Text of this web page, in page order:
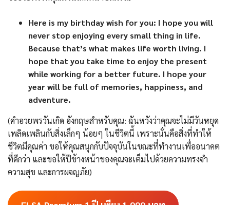
Here is my birthday wish for you: I hope you will
never stop enjoying every small thing in life.
Because that’s what makes life worth living. I
hope that you take time to enjoy the present
while working for a better future. I hope your
year will be full of memories, happiness, and
adventure.
(คำอวยพรวันเกิด อังกฤษสำหรับคุณ: ฉันหวังว่าคุณจะไม่มีวันหยุด
เพลิดเพลินกับสิ่งเล็กๆ น้อยๆ ในชีวิตนี้ เพราะนั่นคือสิ่งที่ทำให้
ชีวิตมีคุณค่า ขอให้คุณสนุกกับปัจจุบันในขณะที่ทำงานเพื่ออนาคต
ที่ดีกว่า และขอให้ปีข้างหน้าของคุณจะเต็มไปด้วยความทรงจำ
ความสุข และการผจญภัย)